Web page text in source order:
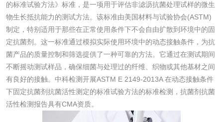
的标准试验方法》标准，是一项用于评估非滤沥抗菌处理试样的微生
物生长抵抗能力的测试方法。该标准由美国材料与试验协会(ASTM)
制定，特别适用于那些在正常使用条件下不会自由扩散到环境中的固
定抗菌剂。这一标准通过模拟实际使用环境中的动态接触条件，为抗
菌产品的质量控制和筛选提供了一种可靠的方法。它通过在测试期间
不断摇动测试样品，确保细菌与处理过的纤维、织物或其他基材之间
有良好的接触。中科检测开展ASTM E 2149-2013A 在动态接触条件
下固定抗菌剂抗菌活性测定的标准试验方法的标准检测，抗菌剂抗菌
活性检测报告具有CMA资质。
化妆品
化妆品毒理试验 化妆品毒理测试
化妆品眼刺激试验 化妆品皮肤刺激试
化妆品急性经口毒
化妆品皮肤变态反